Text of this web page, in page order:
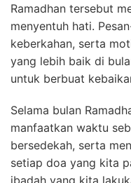
Ramadhan tersebut
menyentuh hati.
keberkahan, serta
yang lebih baik di
untuk berbuat
Selama bulan
manfaatkan waktu
bersedekah, serta
setiap doa yang kita
ibadah yang kita